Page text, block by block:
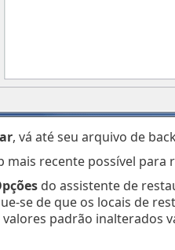
, vá até seu arquivo de
mais recente possível
do assistente de
se de que os locais de
padrão inalterados